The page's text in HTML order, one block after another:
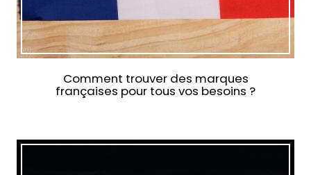
Comment trouver des marques
françaises pour tous vos besoins ?